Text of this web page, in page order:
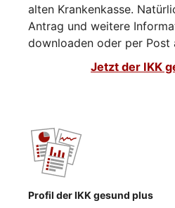
alten Krankenkasse.
Antrag und weitere
downloaden oder per Post
Jetzt der IKK
Profil der IKK gesund plus